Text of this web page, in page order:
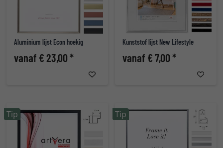
Aluminium lijst Econ hoekig
vanaf € 23,00 *
Kunststof lijst New Lifestyle
vanaf € 7,00 *
Tip Tip